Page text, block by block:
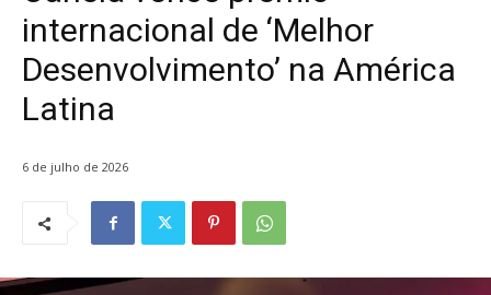
internacional de ‘Melhor
Desenvolvimento’ na América
Latina
6 de julho de 2026